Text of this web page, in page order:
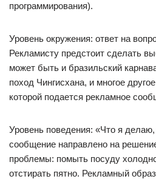
программирования).
Уровень окружения: ответ на
Рекламисту предстоит сделать
может быть и бразильский
поход Чингисхана, и многое
которой подается рекламное
Уровень поведения: «Что я
сообщение направлено на
проблемы: помыть посуду
отстирать пятно. Рекламный